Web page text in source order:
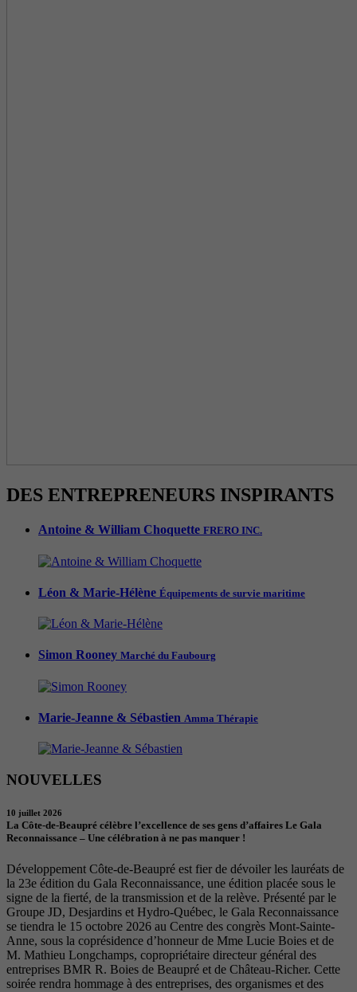
DES ENTREPRENEURS INSPIRANTS
Antoine & William Choquette FRERO INC.
Léon & Marie-Hélène Équipements de survie maritime
Simon Rooney Marché du Faubourg
Marie-Jeanne & Sébastien Amma Thérapie
NOUVELLES
10 juillet 2026
La Côte-de-Beaupré célèbre l’excellence de ses gens d’affaires Le Gala
Reconnaissance – Une célébration à ne pas manquer !
Développement Côte-de-Beaupré est fier de dévoiler les lauréats de
la 23e édition du Gala Reconnaissance, une édition placée sous le
signe de la fierté, de la transmission et de la relève. Présenté par le
Groupe JD, Desjardins et Hydro-Québec, le Gala Reconnaissance
se tiendra le 15 octobre 2026 au Centre des congrès Mont-Sainte-
Anne, sous la coprésidence d’honneur de Mme Lucie Boies et de
M. Mathieu Longchamps, copropriétaire directeur général des
entreprises BMR R. Boies de Beaupré et de Château-Richer. Cette
soirée rendra hommage à des entreprises, des organismes et des